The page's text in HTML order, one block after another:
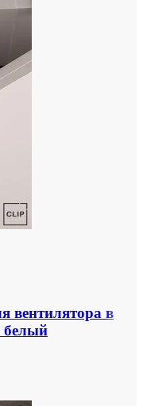
вентилятора в
белый